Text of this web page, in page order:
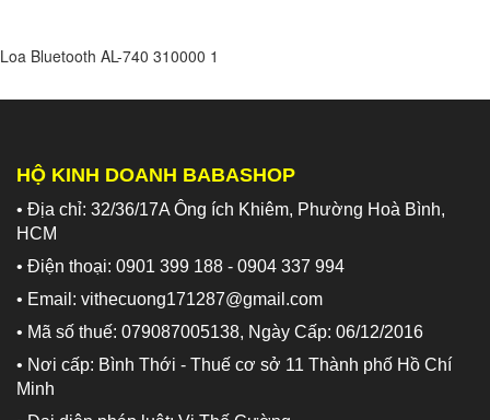
Loa Bluetooth AL-740 310000 1
HỘ KINH DOANH BABASHOP
• Địa chỉ: 32/36/17A Ông ích Khiêm, Phường Hoà Bình,
HCM
• Điện thoại: 0901 399 188 - 0904 337 994
• Email: vithecuong171287@gmail.com
• Mã số thuế: 079087005138, Ngày Cấp: 06/12/2016
• Nơi cấp: Bình Thới - Thuế cơ sở 11 Thành phố Hồ Chí
Minh